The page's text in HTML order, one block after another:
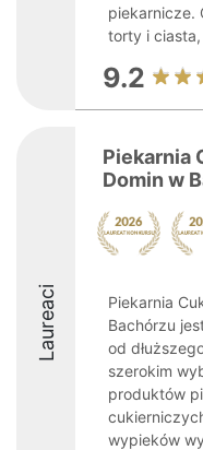
piekarnicze.
torty i
9.2
Laureaci
Piekarnia
Domin w
Piekarnia
Bachórzu
od
szerokim
produktów
wypieków